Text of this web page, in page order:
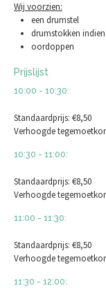
Wij voorzien:
een drumstel
drumstokken
oordoppen
Prijslijst
10:00 - 10:30:
Standaardprijs: €8,50
Verhoogde
10:30 - 11:00:
Standaardprijs: €8,50
Verhoogde
11:00 - 11:30:
Standaardprijs: €8,50
Verhoogde
11:30 - 12:00: